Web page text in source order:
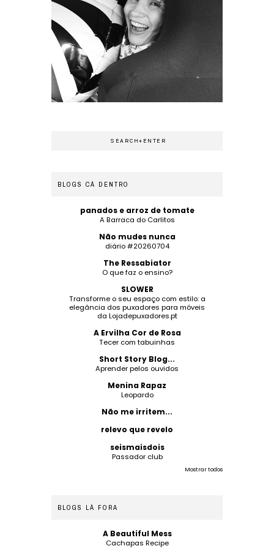
BLOGS CÁ DENTRO
panados e arroz de tomate
A Barraca do Carlitos
Não mudes nunca
diário #20260704
The Ressabiator
O que faz o ensino?
SLOWER
Transforme o seu espaço com estilo: a
elegância dos puxadores para móveis
da Lojadepuxadores.pt
A Ervilha Cor de Rosa
Tecer com tabuinhas
Short Story Blog...
Aprender pelos ouvidos
Menina Rapaz
Leopardo
Não me irritem...
relevo que revelo
seismaisdois
Passador club
Mostrar todos
BLOGS LÁ FORA
A Beautiful Mess
Cachapas Recipe